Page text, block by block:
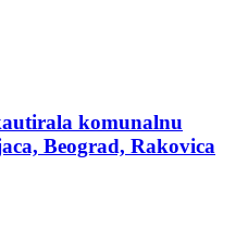
komunalnu
Beograd, Rakovica